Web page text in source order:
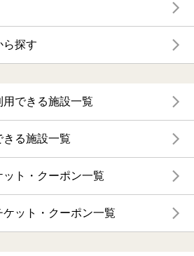
ら探す
できる施設一覧
きる施設一覧
ト・クーポン一覧
ット・クーポン一覧